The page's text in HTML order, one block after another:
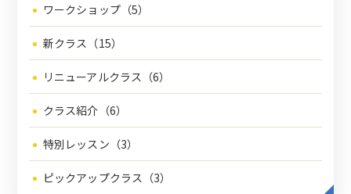
ワークショップ（5）
新クラス（15）
リニューアルクラス（6）
クラス紹介（6）
特別レッスン（3）
ピックアップクラス（3）